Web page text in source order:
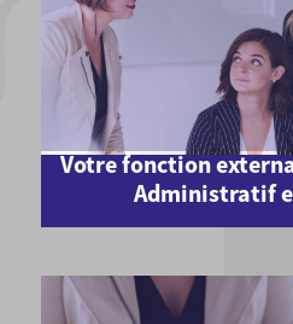
Votre fonction
Administratif